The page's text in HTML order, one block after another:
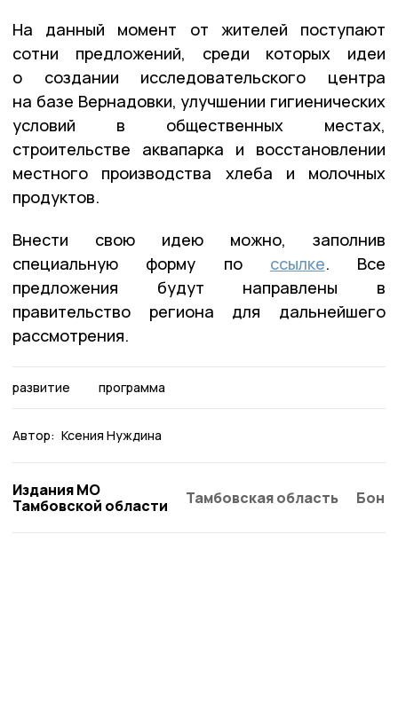
На данный момент от жителей поступают
сотни предложений, среди которых идеи
о создании исследовательского центра
на базе Вернадовки, улучшении гигиенических
условий в общественных местах,
строительстве аквапарка и восстановлении
местного производства хлеба и молочных
продуктов.
Внести свою идею можно, заполнив
специальную форму по ссылке. Все
предложения будут направлены в
правительство региона для дальнейшего
рассмотрения.
развитие программа
Автор: Ксения Нуждина
Издания МО
Тамбовской области
Тамбовская область